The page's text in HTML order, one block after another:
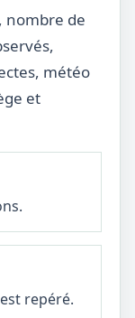
nombre de
météo
et
repéré.